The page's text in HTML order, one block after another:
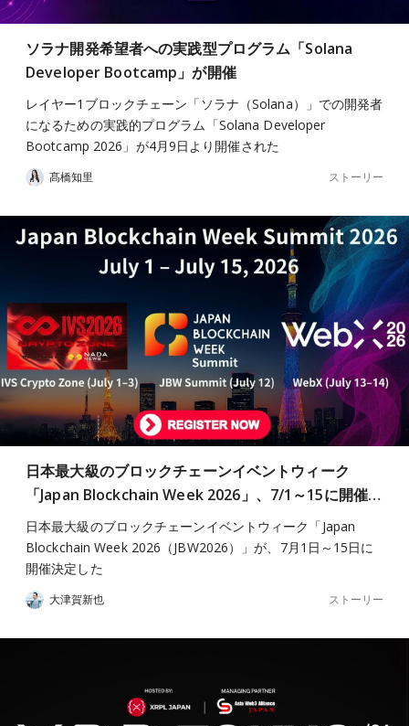
ソラナ開発希望者への実践型プログラム「Solana
Developer Bootcamp」が開催
レイヤー1ブロックチェーン「ソラナ（Solana）」での開発者
になるための実践的プログラム「Solana Developer
Bootcamp 2026」が4月9日より開催された
髙橋知里 ストーリー
日本最大級のブロックチェーンイベントウィーク
「Japan Blockchain Week 2026」、7/1～15に開催…
日本最大級のブロックチェーンイベントウィーク「Japan
Blockchain Week 2026（JBW2026）」が、7月1日～15日に
開催決定した
大津賀新也 ストーリー